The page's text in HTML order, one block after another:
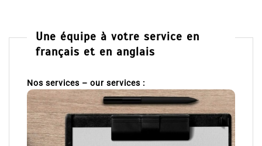
Une équipe à votre service en
français et en anglais
Nos services – our services :